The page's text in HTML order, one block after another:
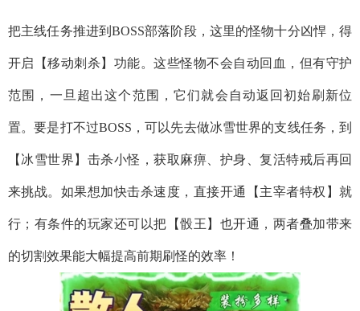
把主线任务推进到BOSS部落阶段，这里的怪物十分凶悍，得
开启【移动刺杀】功能。这些怪物不会自动回血，但有守护
范围，一旦超出这个范围，它们就会自动返回初始刷新位
置。要是打不过BOSS，可以先去做冰雪世界的支线任务，到
【冰雪世界】击杀小怪，获取麻痹、护身、复活特戒后再回
来挑战。如果想加快击杀速度，直接开通【主宰者特权】就
行；有条件的玩家还可以把【骰王】也开通，两者叠加带来
的切割效果能大幅提高前期刷怪的效率！